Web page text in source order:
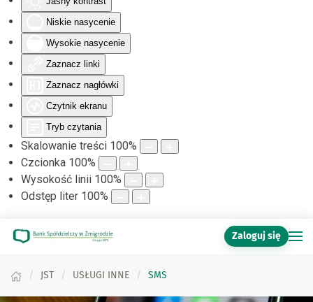
Niskie nasycenie
Wysokie nasycenie
Zaznacz linki
Zaznacz nagłówki
Czytnik ekranu
Tryb czytania
Skalowanie treści 100%
Czcionka 100%
Wysokość linii 100%
Odstęp liter 100%
Zaloguj się
JST USŁUGI INNE SMS